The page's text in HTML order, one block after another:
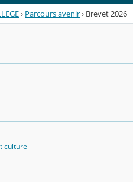
› Parcours avenir› Brevet 2026
culture